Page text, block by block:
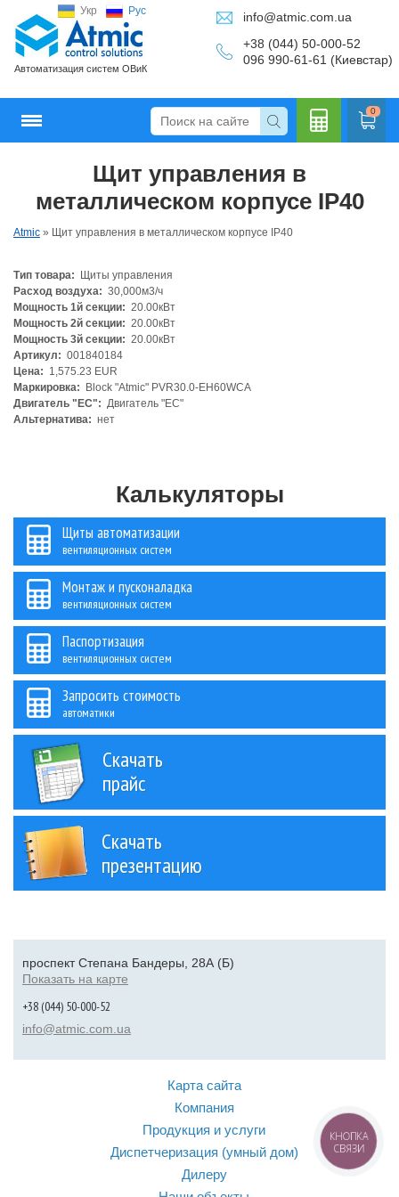
Укр Рус
Автоматизация систем ОВиК
info@atmic.com.ua
+38 (044) 50-000-52
096 990-61-61 (Киевстар)
0
Щит управления в
металлическом корпусе IP40
Atmic » Щит управления в металлическом корпусе IP40
Тип товара:
Щиты управления
Расход воздуха: 30,000м3/ч
Мощность 1й секции: 20.00кВт
Мощность 2й секции: 20.00кВт
Мощность 3й секции: 20.00кВт
Артикул: 001840184
Цена: 1,575.23 EUR
Маркировка:
Block "Atmic" PVR30.0-EH60WCA
Двигатель "ЕС": Двигатель "ЕС"
Альтернатива: нет
Калькуляторы
Щиты автоматизации
вентиляционных систем
Монтаж и пусконаладка
вентиляционных систем
Паспортизация
вентиляционных систем
Запросить стоимость
автоматики
Скачать
прайс
Скачать
презентацию
проспект Степана Бандеры, 28А (Б)
Показать на карте
+38 (044) 50-000-52
info@atmic.com.ua
Карта сайта
Компания
Продукция и услуги
Диспетчеризация (умный дом)
Дилеру
КНОПКА
СВЯЗИ